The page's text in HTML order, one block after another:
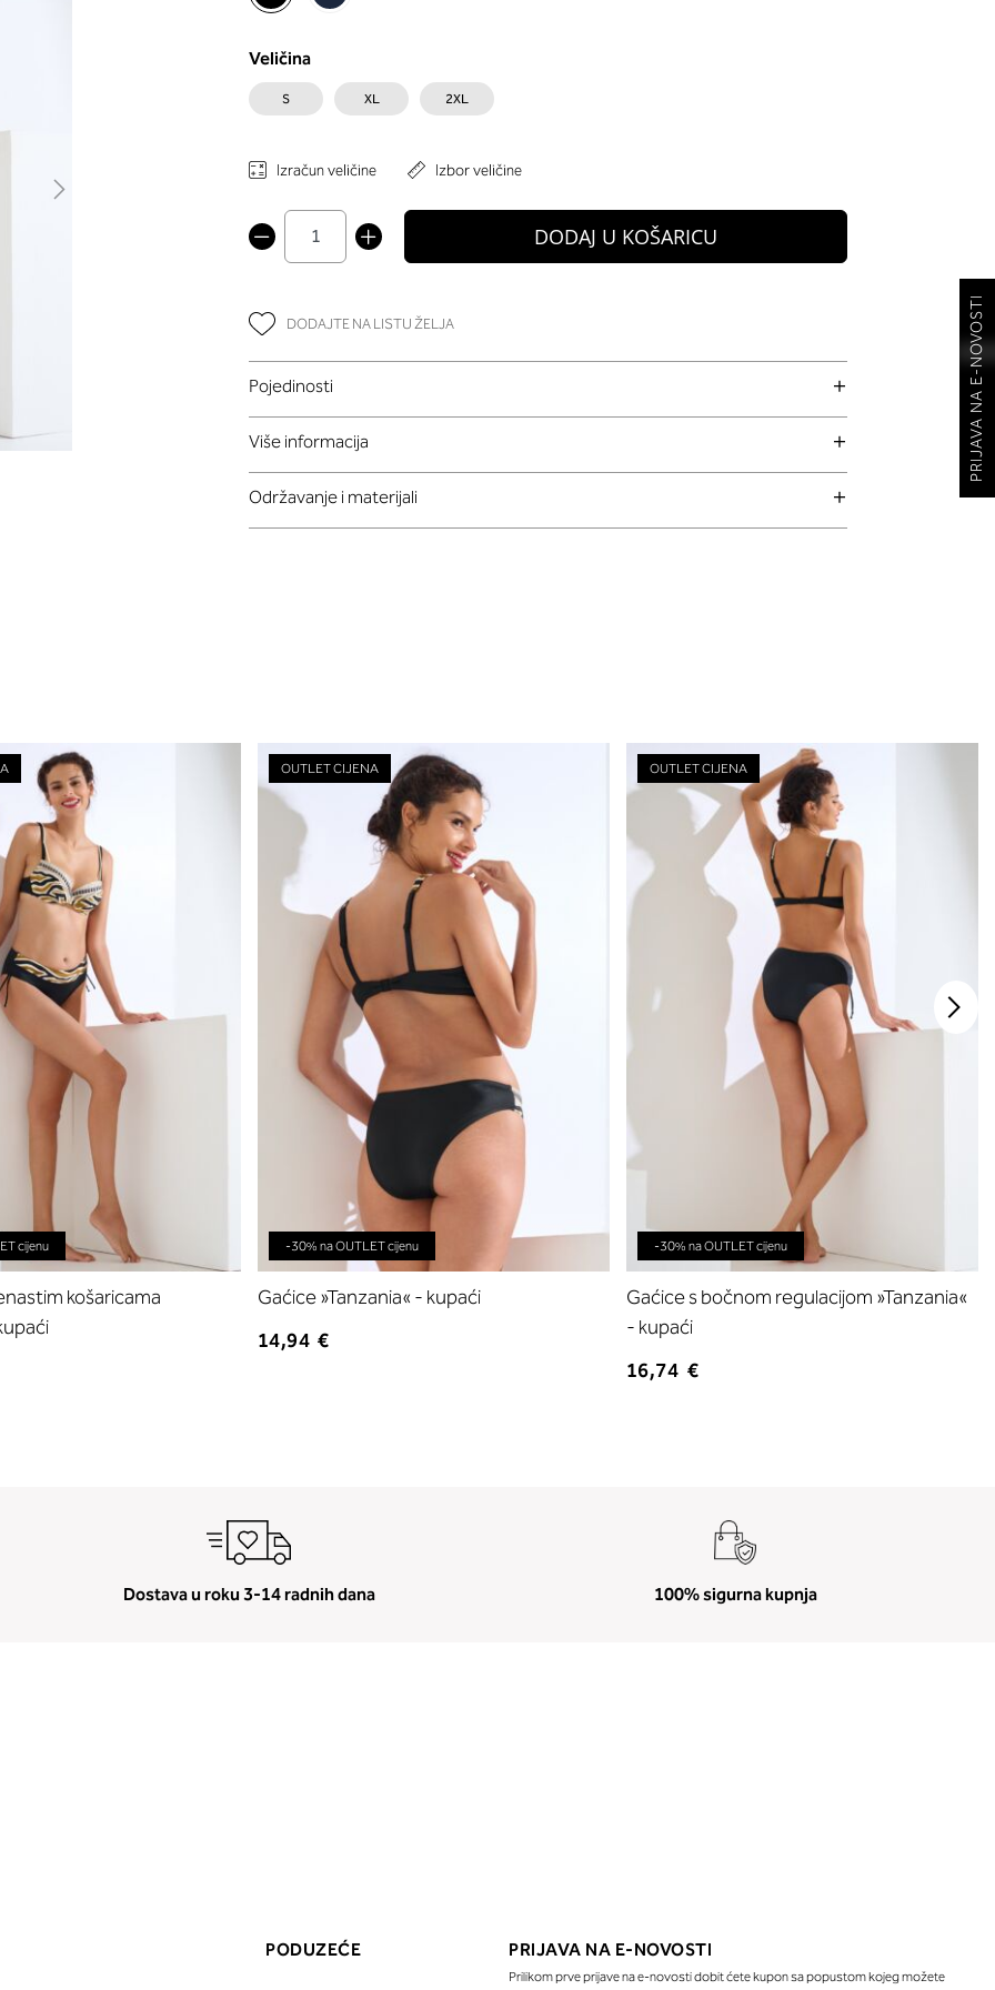
Veličina
S XL 2XL
Izračun veličine Izbor veličine
DODAJ U KOŠARICU
DODAJTE NA LISTU ŽELJA
Pojedinosti
Više informacija
Održavanje i materijali
cijenu
košaricama
OUTLET CIJENA
-30% na OUTLET cijenu
Gaćice »Tanzania« - kupaći
14,94 €
-30% na OUTLET cijenu
OUTLET CIJENA
Gaćice s bočnom regulacijom »Tanzania«
- kupaći
16,74 €
Dostava u roku 3-14 radnih dana 100% sigurna kupnja
PODUZEĆE PRIJAVA NA E-NOVOSTI
Prilikom prve prijave na e-novosti dobit ćete kupon sa popustom kojeg možete
PRIJAVA NA E-NOVOSTI